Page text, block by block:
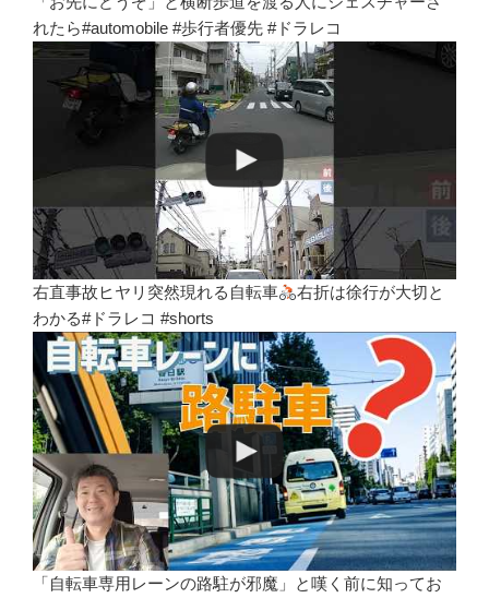
れたら#automobile #歩行者優先 #ドラレコ
右直事故ヒヤリ突然現れる自転車
右折は徐行が大切と
わかる#ドラレコ #shorts
「自転車専用レーンの路駐が邪魔」と嘆く前に知ってお